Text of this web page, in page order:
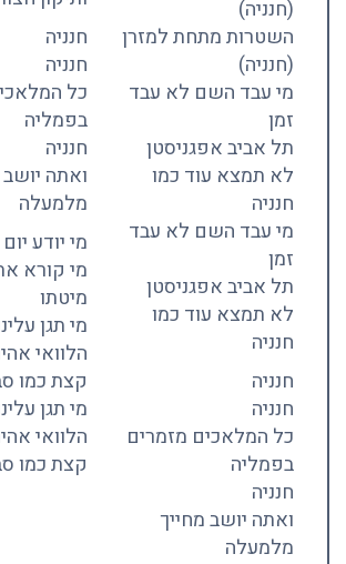
(חנניה)
השטרות מתחת למזרן
(חנניה)
מי עבד השם לא עבד
זמן
תל אביב אפגניסטן
לא תמצא עוד כמו
חנניה
מי עבד השם לא עבד
זמן
תל אביב אפגניסטן
לא תמצא עוד כמו
חנניה
חנניה
חנניה
כל המלאכים מזמרים
בפמליה
חנניה
ואתה יושב מחייך
מלמעלה
חנניה
חנניה
כל
בפמליה
חנניה
ואתה
מלמעלה
מי יודע
מי קורא
מיטתו
מי תגן
הלוואי
קצת כמו
מי תגן
הלוואי
קצת כמו